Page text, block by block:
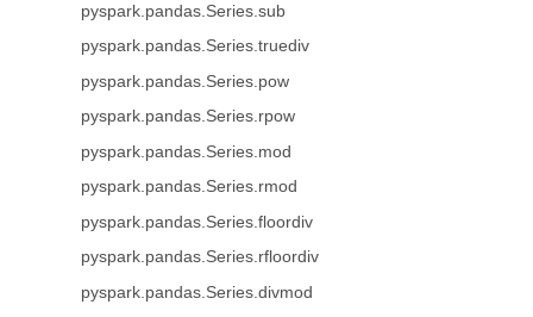
pyspark.pandas.Series.sub
pyspark.pandas.Series.truediv
pyspark.pandas.Series.pow
pyspark.pandas.Series.rpow
pyspark.pandas.Series.mod
pyspark.pandas.Series.rmod
pyspark.pandas.Series.floordiv
pyspark.pandas.Series.rfloordiv
pyspark.pandas.Series.divmod